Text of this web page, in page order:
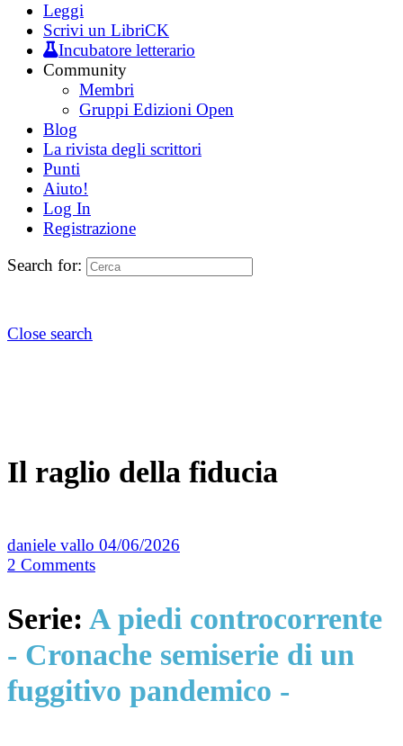
Leggi
Scrivi un LibriCK
Incubatore letterario
Community
Membri
Gruppi Edizioni Open
Blog
La rivista degli scrittori
Punti
Aiuto!
Log In
Registrazione
Search for:
Close search
Il raglio della fiducia
daniele vallo 04/06/2026
2 Comments
Serie: A piedi controcorrente
- Cronache semiserie di un
fuggitivo pandemico -